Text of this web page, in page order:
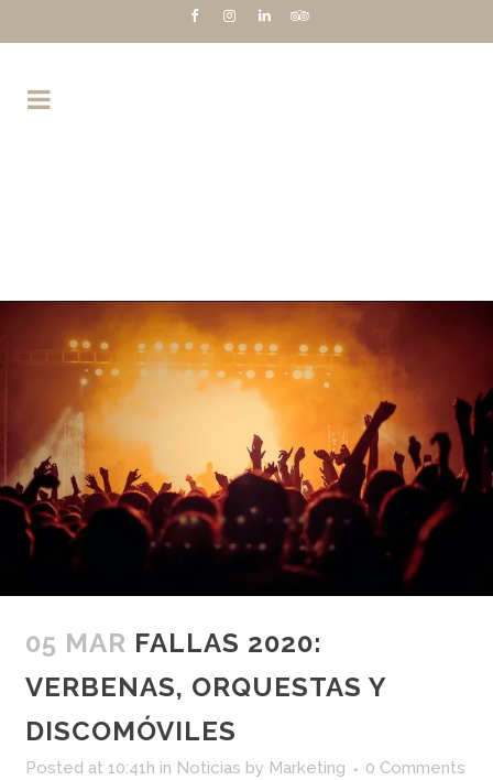
05 MAR FALLAS 2020:
VERBENAS, ORQUESTAS Y
DISCOMÓVILES
Posted at 10:41h in Noticias by Marketing
0 Comments